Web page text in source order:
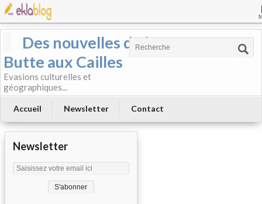
Des nouvelles de la
Butte aux Cailles
Evasions culturelles et
géographiques...
Accueil Newsletter Contact
Newsletter